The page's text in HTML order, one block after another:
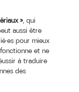
», qui
aussi être
pour mieux
et ne
à traduire
des